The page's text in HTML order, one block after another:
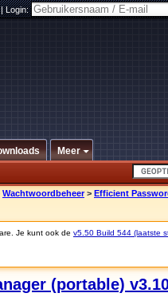
Login:
Meer
Wachtwoordbeheer > Efficient
Je kunt ook de v5.50 Build 544 (laatste
(portable)